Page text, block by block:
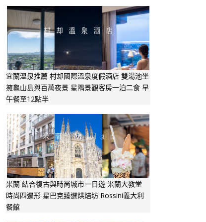
宜蘭溫泉推薦 村却國際溫泉度假酒店 雙湯池坐
擁龜山島與百萬夜景 星隅景觀客房一泊二食 早
午餐至12點半
米蘭 結合復古與時尚城市一日遊 米蘭大教堂
時尚四邊形 星巴克臻選烘焙坊 Rossini義大利
餐館